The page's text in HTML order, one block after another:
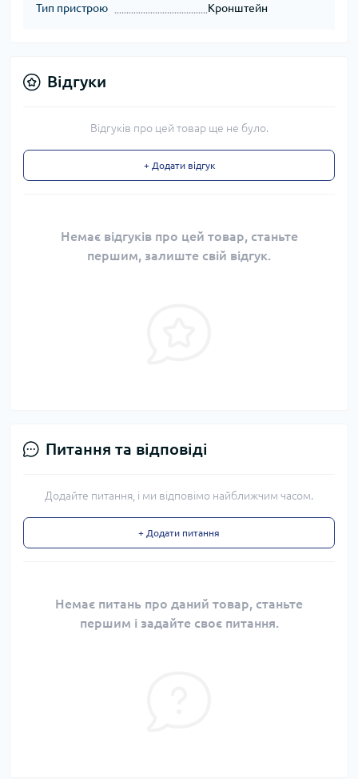
Тип пристрою Кронштейн
Відгуки
Відгуків про цей товар ще не було.
+ Додати відгук
Немає відгуків про цей товар, станьте
першим, залиште свій відгук.
Питання та відповіді
Додайте питання, і ми відповімо найближчим часом.
+ Додати питання
Немає питань про даний товар, станьте
першим і задайте своє питання.